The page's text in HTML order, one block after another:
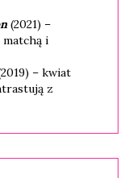
(2021) –
matchą i
– kwiat
z